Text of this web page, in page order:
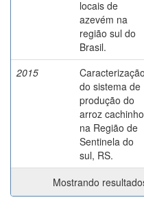
locais de
azevém na
região sul do
Brasil.
2015
Caracterização
do sistema de
produção do
arroz cachinho
na Região de
Sentinela do
sul, RS.
Mostrando